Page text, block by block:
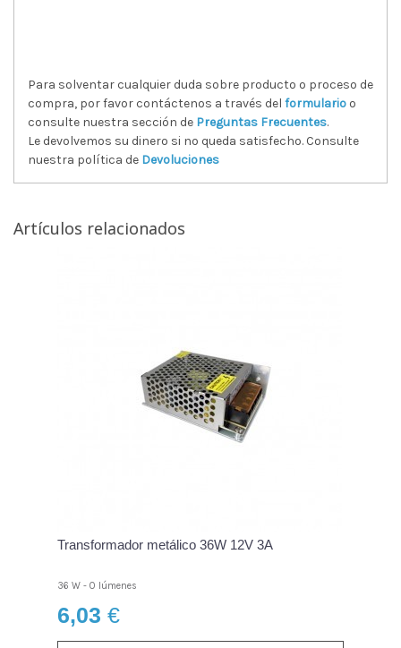
Para solventar cualquier duda sobre producto o proceso de
compra, por favor contáctenos a través del formulario o
consulte nuestra sección de Preguntas Frecuentes.
Le devolvemos su dinero si no queda satisfecho. Consulte
nuestra política de Devoluciones
Artículos relacionados
Transformador metálico 36W 12V 3A
36 W - 0 lúmenes
6,03 €